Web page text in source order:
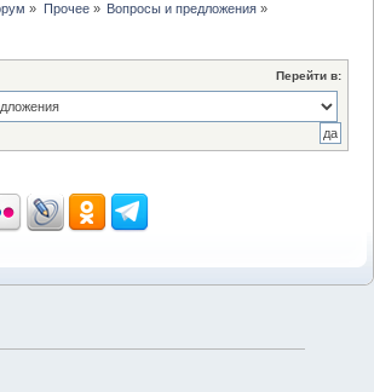
» Прочее» Вопросы и предложения»
Перейти в: